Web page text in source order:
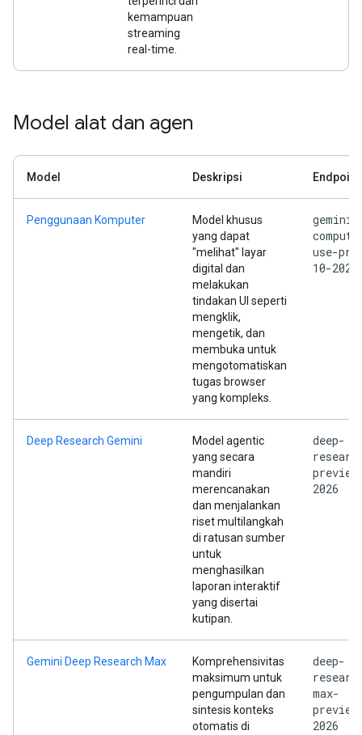
kemampuan
streaming
real-time.
Model alat dan agen
Model Deskripsi Endpoint
Penggunaan Komputer
Model khusus
yang dapat
"melihat" layar
digital dan
melakukan
tindakan UI seperti
mengklik,
mengetik, dan
membuka untuk
mengotomatiskan
tugas browser
yang kompleks.
use-
10-2025
Deep Research Gemini
Model agentic
yang secara
mandiri
merencanakan
dan menjalankan
riset multilangkah
di ratusan sumber
untuk
menghasilkan
laporan interaktif
yang disertai
kutipan.
deep-
2026
Gemini Deep Research Max
Komprehensivitas
maksimum untuk
pengumpulan dan
sintesis konteks
otomatis di
deep-
max-
2026